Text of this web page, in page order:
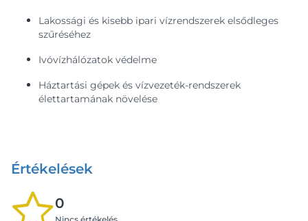
Lakossági és kisebb ipari vízrendszerek elsődleges
szűréséhez
Ivóvízhálózatok védelme
Háztartási gépek és vízvezeték-rendszerek
élettartamának növelése
Értékelések
0